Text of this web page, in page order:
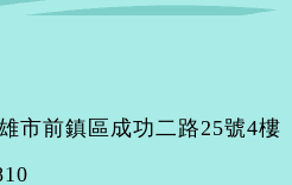
市前鎮區成功二路25號4樓